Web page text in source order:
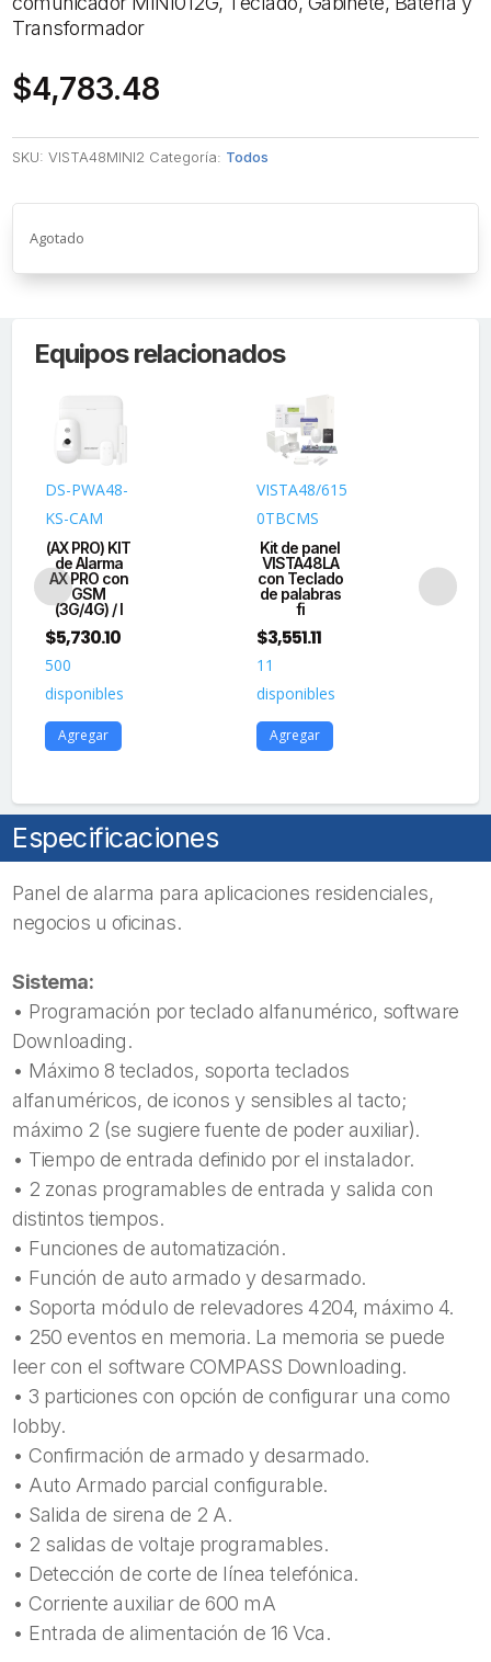
Transformador
$4,783.48
SKU:VISTA48MINI2 Categoría: Todos
Agotado
Equipos relacionados
DS-PWA48-
KS-CAM
(AX PRO) KIT
de Alarma
AX PRO con
GSM
(3G/4G) / I
$5,730.10
500
disponibles
Agregar
VISTA48/615
0TBCMS
Kit de panel
VISTA48LA
con Teclado
de palabras
fi
$3,551.11
11
disponibles
Agregar
Especificaciones
Panel de alarma para aplicaciones residenciales,
negocios u oficinas.
Sistema:
• Programación por teclado alfanumérico, software
Downloading.
• Máximo 8 teclados, soporta teclados
alfanuméricos, de iconos y sensibles al tacto;
máximo 2 (se sugiere fuente de poder auxiliar).
• Tiempo de entrada definido por el instalador.
• 2 zonas programables de entrada y salida con
distintos tiempos.
• Funciones de automatización.
• Función de auto armado y desarmado.
• Soporta módulo de relevadores 4204, máximo 4.
• 250 eventos en memoria. La memoria se puede
leer con el software COMPASS Downloading.
• 3 particiones con opción de configurar una como
lobby.
• Confirmación de armado y desarmado.
• Auto Armado parcial configurable.
• Salida de sirena de 2 A.
• 2 salidas de voltaje programables.
• Detección de corte de línea telefónica.
• Corriente auxiliar de 600 mA
• Entrada de alimentación de 16 Vca.